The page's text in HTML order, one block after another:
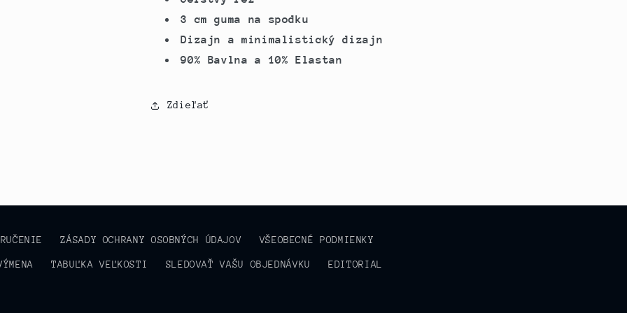
3 cm guma na spodku
Dizajn a minimalistický dizajn
90% Bavlna a 10% Elastan
Zdieľať
ZÁSADY OCHRANY OSOBNÝCH ÚDAJOV VŠEOBECNÉ PODMIENKY
TABUĽKA VEĽKOSTI SLEDOVAŤ VAŠU OBJEDNÁVKU EDITORIAL